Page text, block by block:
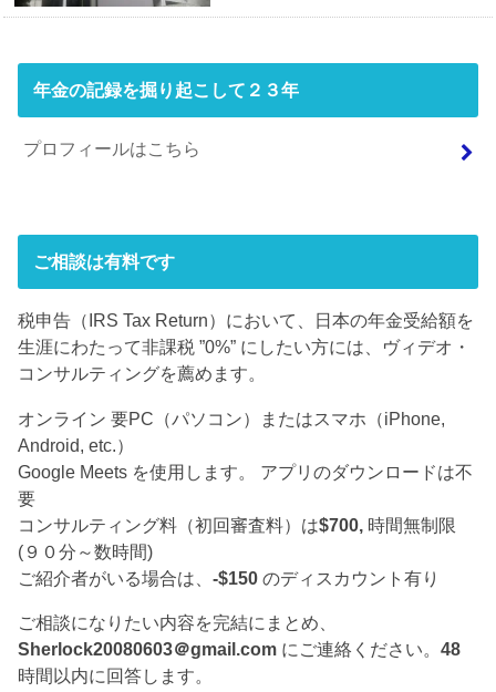
年金の記録を掘り起こして２３年
プロフィールはこちら
ご相談は有料です
税申告（IRS Tax Return）において、日本の年金受給額を
生涯にわたって非課税 ”0%” にしたい方には、ヴィデオ・
コンサルティングを薦めます。
オンライン 要PC（パソコン）またはスマホ（iPhone,
Android, etc.）
Google Meets を使用します。 アプリのダウンロードは不
要
コンサルティング料（初回審査料）は$700, 時間無制限
(９０分～数時間)
ご紹介者がいる場合は、-$150 のディスカウント有り
ご相談になりたい内容を完結にまとめ、
Sherlock20080603＠gmail.com にご連絡ください。48
時間以内に回答します。